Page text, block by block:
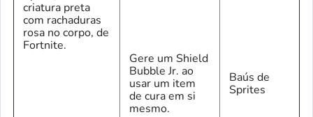
Gere um Shield
Bubble Jr. ao
usar um item
de cura em si
mesmo.
Baús de
Sprites